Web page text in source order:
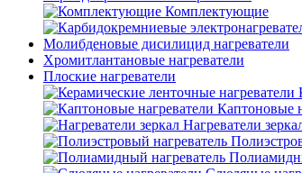
Комплектующие
Молибденовые дисилицид нагреватели
Хромитлантановые нагреватели
Плоские нагреватели
Каптоновые
Нагреватели